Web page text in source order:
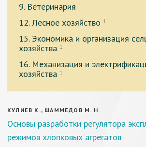
9. Ветеринария 1
12. Лесное хозяйство 1
15. Экономика и организация
хозяйства 1
16. Механизация и
хозяйства 1
КУЛИЕВ К., ШАММЕДОВ М. Н.
Основы разработки регулятора
режимов хлопковых агрегатов